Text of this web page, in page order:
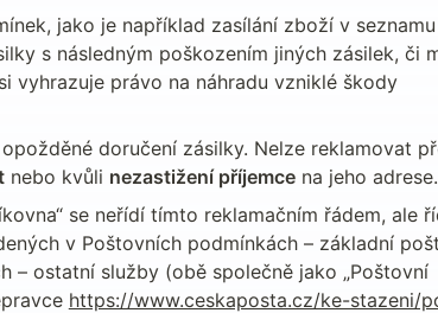
jako je například zasílání zboží v seznamu
s následným poškozením jiných zásilek, či
vyhrazuje právo na náhradu vzniklé škody
doručení zásilky. Nelze reklamovat
nebo kvůli nezastižení příjemce na jeho adrese.
se neřídí tímto reklamačním řádem, ale
v Poštovních podmínkách – základní
– ostatní služby (obě společně jako „Poštovní
https://www.ceskaposta.cz/ke-stazeni/